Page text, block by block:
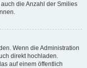
die Anzahl der Smilies
Wenn die Administration
direkt hochladen.
auf einem öffentlich